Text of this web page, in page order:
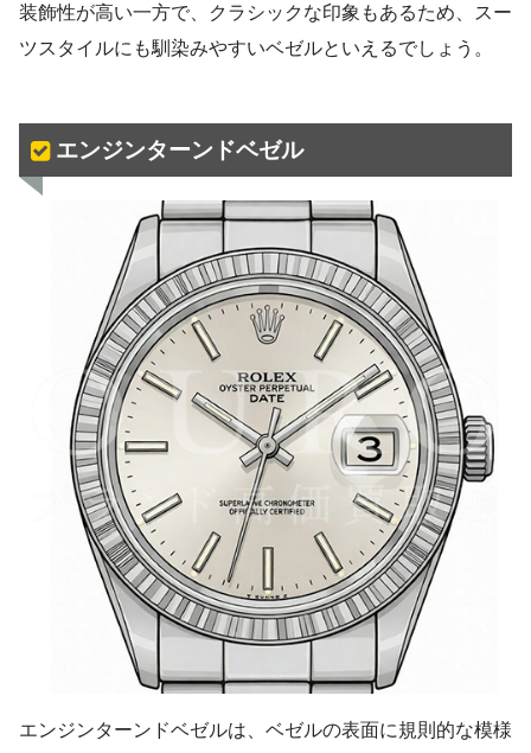
装飾性が高い一方で、クラシックな印象もあるため、スー
ツスタイルにも馴染みやすいベゼルといえるでしょう。
エンジンターンドベゼル
エンジンターンドベゼルは、ベゼルの表面に規則的な模様